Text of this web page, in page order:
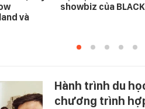
và
showbiz của
Hành trình du
chương trình